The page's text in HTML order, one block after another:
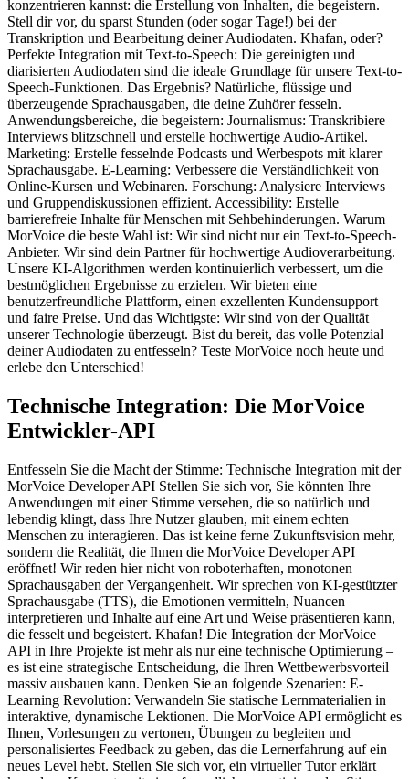
konzentrieren kannst: die Erstellung von Inhalten, die begeistern.
Stell dir vor, du sparst Stunden (oder sogar Tage!) bei der
Transkription und Bearbeitung deiner Audiodaten. Khafan, oder?
Perfekte Integration mit Text-to-Speech: Die gereinigten und
diarisierten Audiodaten sind die ideale Grundlage für unsere Text-to-
Speech-Funktionen. Das Ergebnis? Natürliche, flüssige und
überzeugende Sprachausgaben, die deine Zuhörer fesseln.
Anwendungsbereiche, die begeistern: Journalismus: Transkribiere
Interviews blitzschnell und erstelle hochwertige Audio-Artikel.
Marketing: Erstelle fesselnde Podcasts und Werbespots mit klarer
Sprachausgabe. E-Learning: Verbessere die Verständlichkeit von
Online-Kursen und Webinaren. Forschung: Analysiere Interviews
und Gruppendiskussionen effizient. Accessibility: Erstelle
barrierefreie Inhalte für Menschen mit Sehbehinderungen. Warum
MorVoice die beste Wahl ist: Wir sind nicht nur ein Text-to-Speech-
Anbieter. Wir sind dein Partner für hochwertige Audioverarbeitung.
Unsere KI-Algorithmen werden kontinuierlich verbessert, um die
bestmöglichen Ergebnisse zu erzielen. Wir bieten eine
benutzerfreundliche Plattform, einen exzellenten Kundensupport
und faire Preise. Und das Wichtigste: Wir sind von der Qualität
unserer Technologie überzeugt. Bist du bereit, das volle Potenzial
deiner Audiodaten zu entfesseln? Teste MorVoice noch heute und
erlebe den Unterschied!
Technische Integration: Die MorVoice
Entwickler-API
Entfesseln Sie die Macht der Stimme: Technische Integration mit der
MorVoice Developer API Stellen Sie sich vor, Sie könnten Ihre
Anwendungen mit einer Stimme versehen, die so natürlich und
lebendig klingt, dass Ihre Nutzer glauben, mit einem echten
Menschen zu interagieren. Das ist keine ferne Zukunftsvision mehr,
sondern die Realität, die Ihnen die MorVoice Developer API
eröffnet! Wir reden hier nicht von roboterhaften, monotonen
Sprachausgaben der Vergangenheit. Wir sprechen von KI-gestützter
Sprachausgabe (TTS), die Emotionen vermitteln, Nuancen
interpretieren und Inhalte auf eine Art und Weise präsentieren kann,
die fesselt und begeistert. Khafan! Die Integration der MorVoice
API in Ihre Projekte ist mehr als nur eine technische Optimierung –
es ist eine strategische Entscheidung, die Ihren Wettbewerbsvorteil
massiv ausbauen kann. Denken Sie an folgende Szenarien: E-
Learning Revolution: Verwandeln Sie statische Lernmaterialien in
interaktive, dynamische Lektionen. Die MorVoice API ermöglicht es
Ihnen, Vorlesungen zu vertonen, Übungen zu begleiten und
personalisiertes Feedback zu geben, das die Lernerfahrung auf ein
neues Level hebt. Stellen Sie sich vor, ein virtueller Tutor erklärt